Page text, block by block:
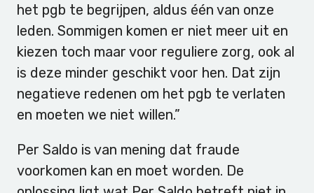
het pgb te begrijpen, aldus één van onze
leden. Sommigen komen er niet meer uit en
kiezen toch maar voor reguliere zorg, ook al
is deze minder geschikt voor hen. Dat zijn
negatieve redenen om het pgb te verlaten
en moeten we niet willen.”
Per Saldo is van mening dat fraude
voorkomen kan en moet worden. De